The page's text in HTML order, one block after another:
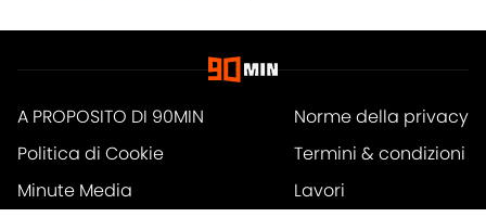
A PROPOSITO DI 90MIN
Norme della privacy
Politica di Cookie
Termini & condizioni
Minute Media
Lavori